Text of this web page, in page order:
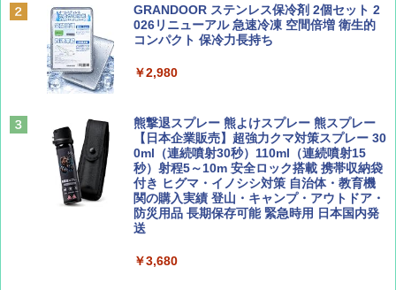
SOTO ミニマル"旅"財布 ランダム2種】
￥1,500
￥1,540
Coyote No.89 特集 星野道夫 夢見る旅
力的な町 2026～2027 地球の歩き方D アジア
￥2,079
球の歩き方A ヨーロッパ
￥2,479
地球の歩き方 スター・ウォーズ
PYKES PEAK (パイクスピーク) 着替えテン
ト プライバシー テント 【中が透けない】 1
ーチ ピクニック ポップアップテント 携帯 簡
￥4,980
ENDLESS BASE 《めざましテレビで紹介》
テント ワンタッチ RENEW 幅200 2-3人用 43
500002(88859)
￥5,999
GRANDOOR ステンレス保冷剤 2個セット 2
026リニューアル 急速冷凍 空間倍増 衛生的
コンパクト 保冷力長持ち
￥2,980
熊撃退スプレー 熊よけスプレー 熊スプレー
【日本企業販売】超強力クマ対策スプレー 30
0ml（連続噴射30秒）110ml（連続噴射15
秒）射程5～10m 安全ロック搭載 携帯収納袋
付き ヒグマ・イノシシ対策 自治体・教育機
関の購入実績 登山・キャンプ・アウトドア・
防災用品 長期保存可能 緊急時用 日本国内発
送
￥3,680